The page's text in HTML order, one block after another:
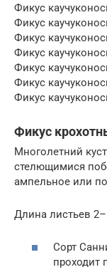
Фикус
Фикус
Фикус
Фикус
Фикус
Фикус
Фикус
Фикус
Многолетний
стелющимися
ампельное или
Длина листьев
Сорт
проходит